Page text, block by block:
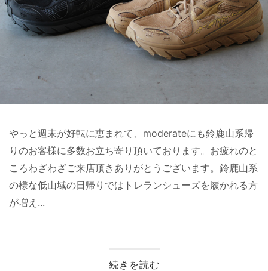
やっと週末が好転に恵まれて、moderateにも鈴鹿山系帰
りのお客様に多数お立ち寄り頂いております。お疲れのと
ころわざわざご来店頂きありがとうございます。鈴鹿山系
の様な低山域の日帰りではトレランシューズを履かれる方
が増え...
続きを読む